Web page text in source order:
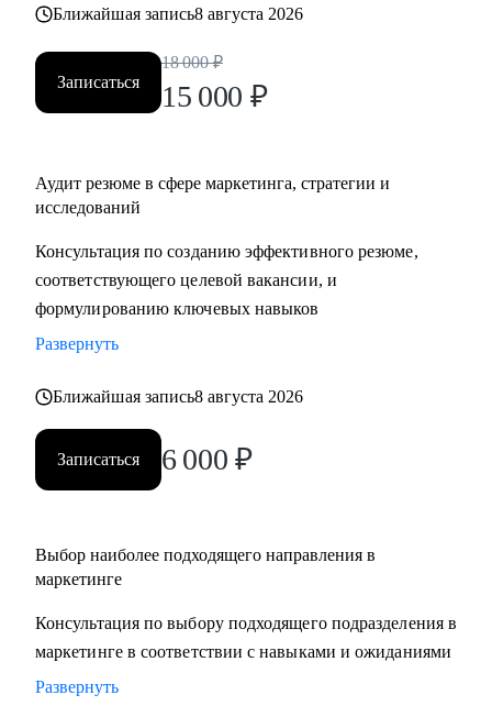
• Руководителям бизнеса и отдельных подразделений
Сегодня я – ментор и коуч по профессиональному
развитию. Если вам нужно пересобрать карьерные цели и
найти мотивацию его реализовать – приходите.
Не факт, что будет просто. Но будет эффективно и
интересно.
Ближайшая запись8 августа 2026
Записаться
18 000 ₽
15 000 ₽
Аудит резюме в сфере маркетинга, стратегии и
исследований
Консультация по созданию эффективного резюме,
соответствующего целевой вакансии, и
формулированию ключевых навыков
Развернуть
Ближайшая запись8 августа 2026
Записаться 6 000 ₽
Выбор наиболее подходящего направления в
маркетинге
Консультация по выбору подходящего подразделения в
маркетинге в соответствии с навыками и ожиданиями
Развернуть